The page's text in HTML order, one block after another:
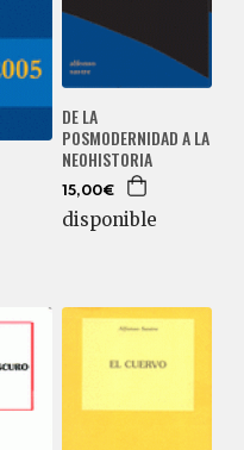
DE LA
POSMODERNIDAD A LA
NEOHISTORIA
15,00€
disponible